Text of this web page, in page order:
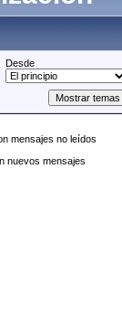
Desde
mensajes no leídos
nuevos mensajes